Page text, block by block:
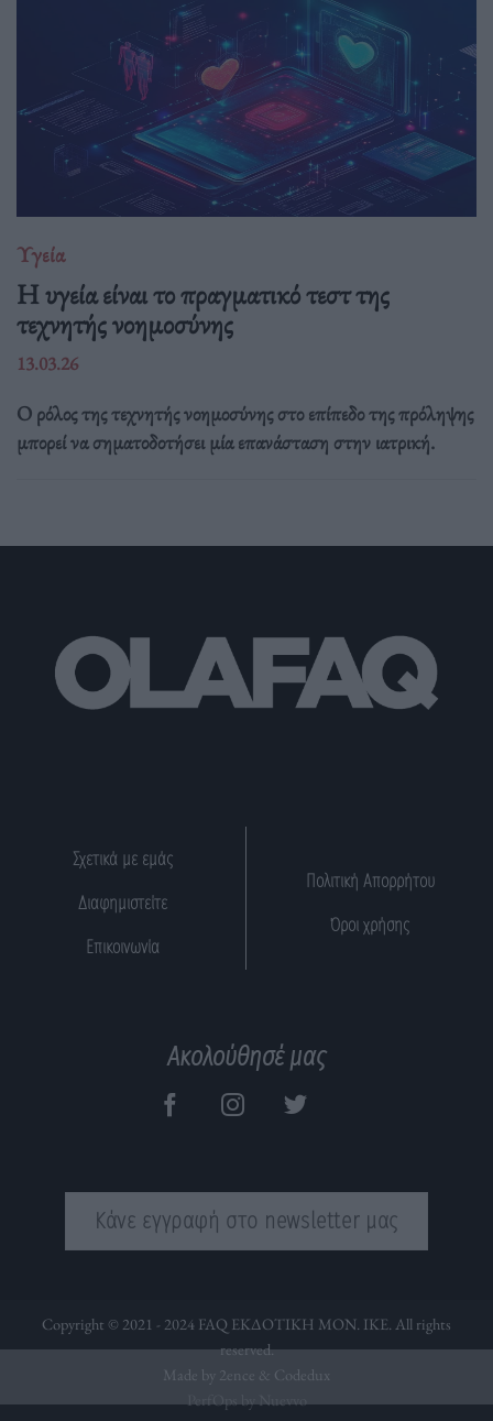
Υγεία
H υγεία είναι το πραγματικό τεστ της
τεχνητής νοημοσύνης
13.03.26
Ο ρόλος της τεχνητής νοημοσύνης στο επίπεδο της πρόληψης
μπορεί να σηματοδοτήσει μία επανάσταση στην ιατρική.
Σχετικά με εμάς
Διαφημιστείτε
Επικοινωνία
Πολιτική Απορρήτου
Όροι χρήσης
Ακολούθησέ μας
Κάνε εγγραφή στο newsletter μας
Copyright © 2021 - 2024 FAQ ΕΚΔΟΤΙΚΗ ΜΟΝ. ΙΚΕ. All rights
reserved.
Made by 2ence & Codedux
PerfOps by Nuevvo